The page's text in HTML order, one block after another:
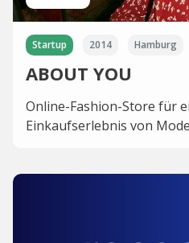
Startup 2014 Hamburg
ABOUT YOU
Online-Fashion-Store für
Einkaufserlebnis von